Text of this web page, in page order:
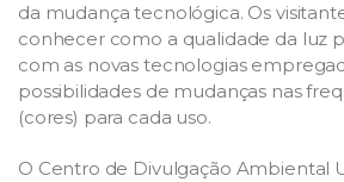
da mudança tecnológica. Os
conhecer como a qualidade da luz
com as novas tecnologias
possibilidades de mudanças nas
(cores) para cada uso.
O Centro de Divulgação Ambiental